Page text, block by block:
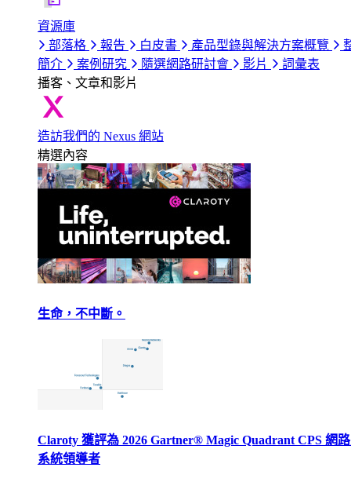
資源庫
部落格
報告 白皮書 產品型錄與解決方案概覽
簡介
案例研究 隨選網路研討會 影片
詞彙表
播客、文章和影片
造訪我們的 Nexus 網站
精選內容
生命，不中斷。
Claroty 獲評為 2026 Gartner® Magic Quadrant CPS 網
系統領導者